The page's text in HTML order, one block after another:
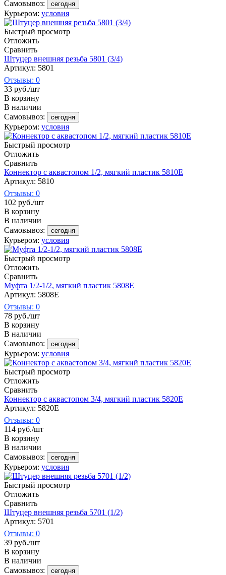
Самовывоз: сегодня
Курьером: условия
Быстрый просмотр
Отложить
Сравнить
Штуцер внешняя резьба 5801 (3/4)
Артикул: 5801
Отзывы: 0
33 руб./шт
В корзину
В наличии
Самовывоз:
сегодня
Курьером: условия
Быстрый просмотр
Отложить
Сравнить
Коннектор с аквастопом 1/2, мягкий пластик 5810Е
Артикул: 5810
Отзывы: 0
102 руб./шт
В корзину
В наличии
Самовывоз:
сегодня
Курьером: условия
Быстрый просмотр
Отложить
Сравнить
Муфта 1/2-1/2, мягкий пластик 5808Е
Артикул: 5808E
Отзывы: 0
78 руб./шт
В корзину
В наличии
Самовывоз:
сегодня
Курьером: условия
Быстрый просмотр
Отложить
Сравнить
Коннектор с аквастопом 3/4, мягкий пластик 5820Е
Артикул: 5820E
Отзывы: 0
114 руб./шт
В корзину
В наличии
Самовывоз:
сегодня
Курьером: условия
Быстрый просмотр
Отложить
Сравнить
Штуцер внешняя резьба 5701 (1/2)
Артикул: 5701
Отзывы: 0
39 руб./шт
В корзину
В наличии
Самовывоз:
сегодня